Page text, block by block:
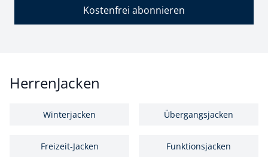
Kostenfrei abonnieren
HerrenJacken
Winterjacken Übergangsjacken
Freizeit-Jacken Funktionsjacken